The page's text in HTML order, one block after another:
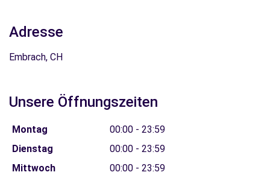
Adresse
Embrach, CH
Unsere Öffnungszeiten
Montag
00:00 - 23:59
Dienstag
00:00 - 23:59
Mittwoch
00:00 - 23:59